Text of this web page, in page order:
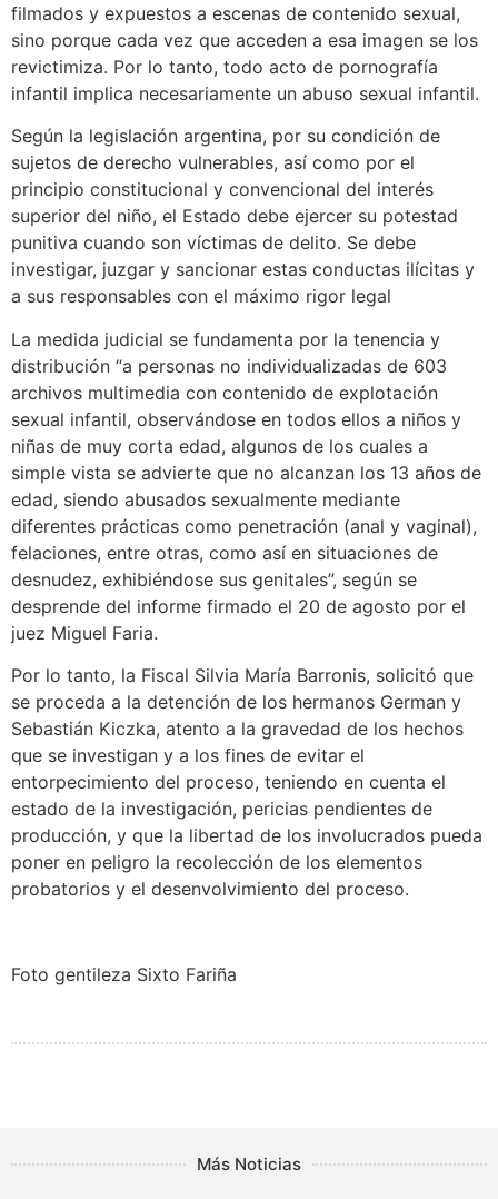
filmados y expuestos a escenas de contenido sexual,
sino porque cada vez que acceden a esa imagen se los
revictimiza. Por lo tanto, todo acto de pornografía
infantil implica necesariamente un abuso sexual infantil.
Según la legislación argentina, por su condición de
sujetos de derecho vulnerables, así como por el
principio constitucional y convencional del interés
superior del niño, el Estado debe ejercer su potestad
punitiva cuando son víctimas de delito. Se debe
investigar, juzgar y sancionar estas conductas ilícitas y
a sus responsables con el máximo rigor legal
La medida judicial se fundamenta por la tenencia y
distribución “a personas no individualizadas de 603
archivos multimedia con contenido de explotación
sexual infantil, observándose en todos ellos a niños y
niñas de muy corta edad, algunos de los cuales a
simple vista se advierte que no alcanzan los 13 años de
edad, siendo abusados sexualmente mediante
diferentes prácticas como penetración (anal y vaginal),
felaciones, entre otras, como así en situaciones de
desnudez, exhibiéndose sus genitales”, según se
desprende del informe firmado el 20 de agosto por el
juez Miguel Faria.
Por lo tanto, la Fiscal Silvia María Barronis, solicitó que
se proceda a la detención de los hermanos German y
Sebastián Kiczka, atento a la gravedad de los hechos
que se investigan y a los fines de evitar el
entorpecimiento del proceso, teniendo en cuenta el
estado de la investigación, pericias pendientes de
producción, y que la libertad de los involucrados pueda
poner en peligro la recolección de los elementos
probatorios y el desenvolvimiento del proceso.
Foto gentileza Sixto Fariña
Más Noticias